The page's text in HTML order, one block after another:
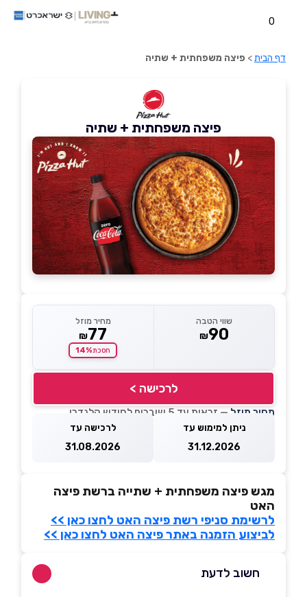
0
דף הבית> פיצה משפחתית + שתיה
פיצה משפחתית + שתיה
שווי הטבה
₪90
מחיר מוזל
₪77
חסכת14%
לרכישה >
מחיר מוזל — זכאות עד 5 שוברים לחודש קלנדרי
ניתן למימוש עד
31.12.2026
לרכישה עד
31.08.2026
מגש פיצה משפחתית + שתייה ברשת פיצה
האט
לרשימת סניפי רשת פיצה האט לחצו כאן >>
לביצוע הזמנה באתר פיצה האט לחצו כאן >>
חשוב לדעת